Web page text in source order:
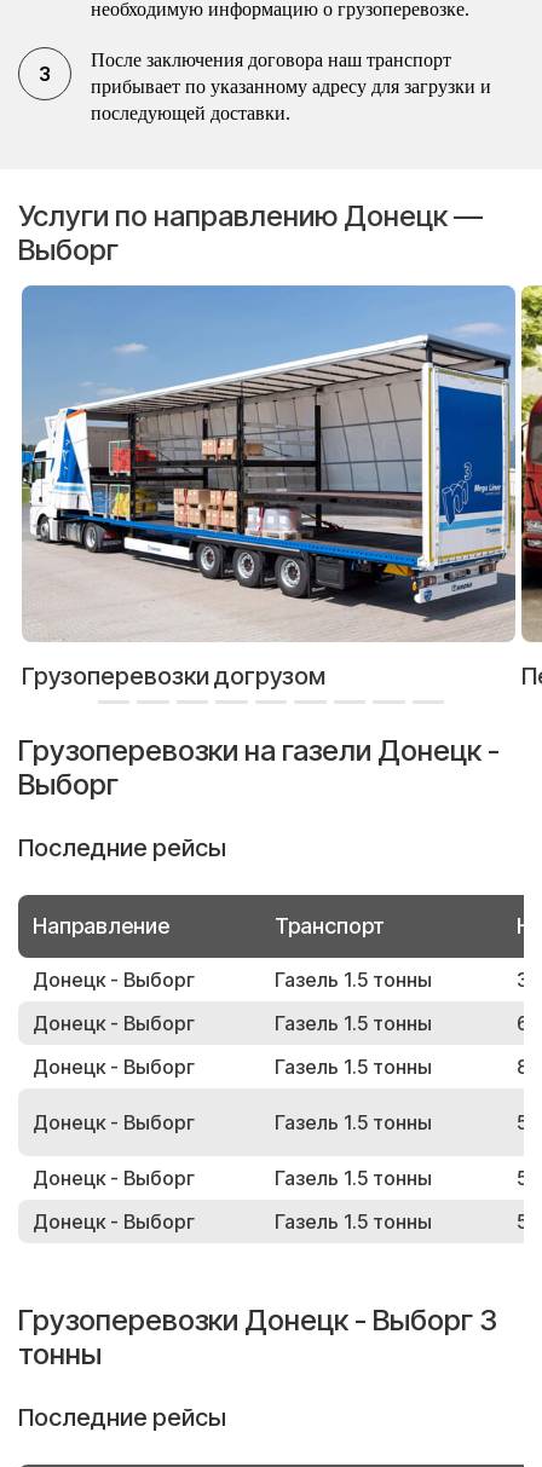
необходимую информацию о грузоперевозке.
После заключения договора наш транспорт
прибывает по указанному адресу для загрузки и
последующей доставки.
Услуги по направлению Донецк —
Выборг
Грузоперевозки догрузом
Грузоперевозки на газели Донецк -
Выборг
Последние рейсы
Направление Транспорт
Донецк - Выборг Газель 1.5 тонны
Донецк - Выборг
Газель 1.5 тонны
Донецк - Выборг
Газель 1.5 тонны
Донецк - Выборг Газель 1.5 тонны
Донецк - Выборг Газель 1.5 тонны
Донецк - Выборг
Газель 1.5 тонны
Грузоперевозки Донецк - Выборг 3
тонны
Последние рейсы